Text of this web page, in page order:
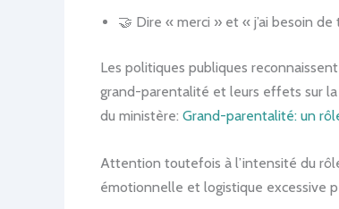
🤝 Dire « merci » et « j’ai besoin
Les politiques publiques
grand-parentalité et leurs effets sur
du ministère: Grand-parentalité: un
Attention toutefois à l’intensité du
émotionnelle et logistique excessive